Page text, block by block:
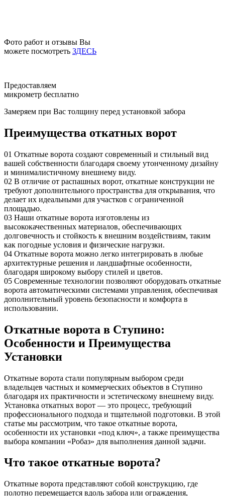
Фото работ и отзывы Вы
можете посмотреть ЗДЕСЬ
Предоставляем
микрометр бесплатно
Замеряем при Вас толщину перед установкой забора
Преимущества откатных ворот
01 Откатные ворота создают современный и стильный вид
вашей собственности благодаря своему утонченному дизайну
и минималистичному внешнему виду.
02 В отличие от распашных ворот, откатные конструкции не
требуют дополнительного пространства для открывания, что
делает их идеальными для участков с ограниченной
площадью.
03 Наши откатные ворота изготовлены из
высококачественных материалов, обеспечивающих
долговечность и стойкость к внешним воздействиям, таким
как погодные условия и физические нагрузки.
04 Откатные ворота можно легко интегрировать в любые
архитектурные решения и ландшафтные особенности,
благодаря широкому выбору стилей и цветов.
05 Современные технологии позволяют оборудовать откатные
ворота автоматическими системами управления, обеспечивая
дополнительный уровень безопасности и комфорта в
использовании.
Откатные ворота в Ступино:
Особенности и Преимущества
Установки
Откатные ворота стали популярным выбором среди
владельцев частных и коммерческих объектов в Ступино
благодаря их практичности и эстетическому внешнему виду.
Установка откатных ворот — это процесс, требующий
профессионального подхода и тщательной подготовки. В этой
статье мы рассмотрим, что такое откатные ворота,
особенности их установки «под ключ», а также преимущества
выбора компании «Робаз» для выполнения данной задачи.
Что такое откатные ворота?
Откатные ворота представляют собой конструкцию, где
полотно перемещается вдоль забора или ограждения,